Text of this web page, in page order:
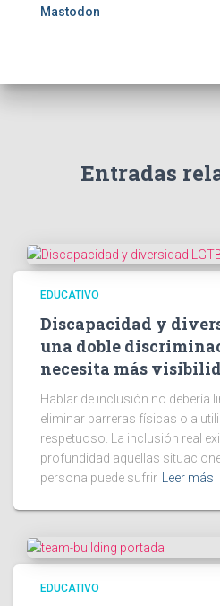
Mastodon
Entradas
EDUCATIVO
Discapacidad y
una doble
necesita más
Hablar de inclusión no debería
eliminar barreras físicas o a
respetuoso. La inclusión real
profundidad aquellas
persona puede sufrir
Leer más
EDUCATIVO